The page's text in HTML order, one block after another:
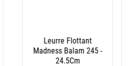
Leurre Flottant
Megabass Vatalion
115 F - 11.5Cm